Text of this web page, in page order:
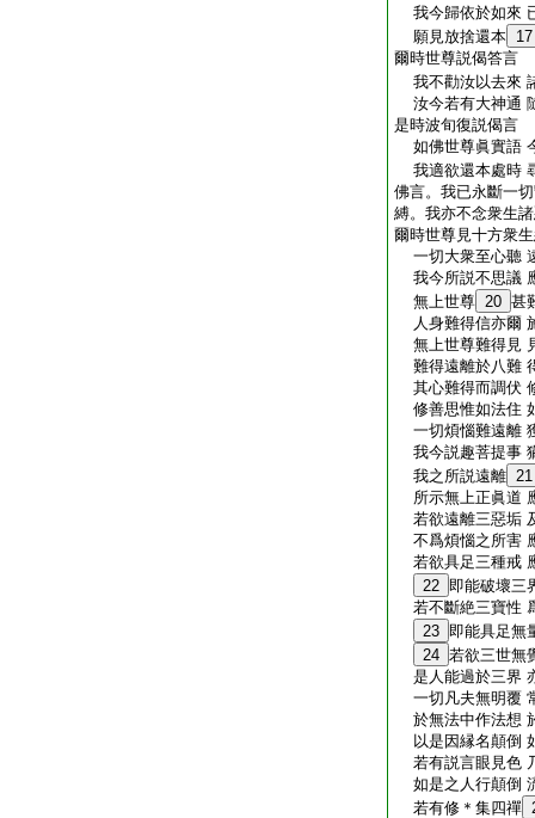
我今歸依於如來
願見放捨還本 17
爾時世尊説偈答言
我不勸汝以去來
汝今若有大神通
是時波旬復説偈言
如佛世尊眞實語
我適欲還本處時
佛言。我已永斷一
縛。我亦不念衆生
爾時世尊見十方衆
一切大衆至心聽
我今所説不思議
無上世尊 20 甚
人身難得信亦爾
無上世尊難得見
難得遠離於八難
其心難得而調伏
修善思惟如法住
一切煩惱難遠離
我今説趣菩提事
我之所説遠離 21
所示無上正眞道
若欲遠離三惡垢
不爲煩惱之所害
若欲具足三種戒
22 即能破壞三
若不斷絶三寶性
23 即能具足無
24 若欲三世無
是人能過於三界
一切凡夫無明覆
於無法中作法想
以是因縁名顛倒
若有説言眼見色
如是之人行顛倒
若有修＊集四禪